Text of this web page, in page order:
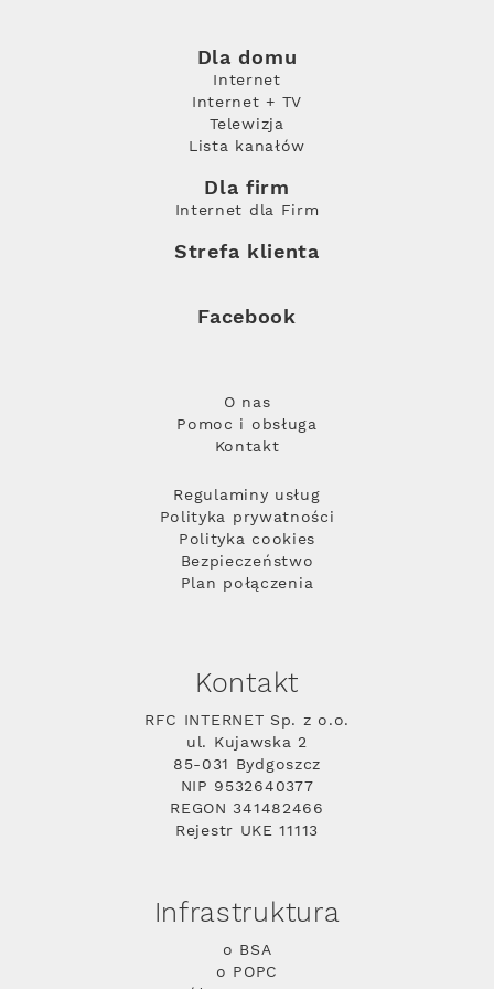
Dla domu
Internet
Internet + TV
Telewizja
Lista kanałów
Dla firm
Internet dla Firm
Strefa klienta
Facebook
O nas
Pomoc i obsługa
Kontakt
Regulaminy usług
Polityka prywatności
Polityka cookies
Bezpieczeństwo
Plan połączenia
Kontakt
RFC INTERNET Sp. z o.o.
ul. Kujawska 2
85-031 Bydgoszcz
NIP 9532640377
REGON 341482466
Rejestr UKE 11113
Infrastruktura
o BSA
o POPC